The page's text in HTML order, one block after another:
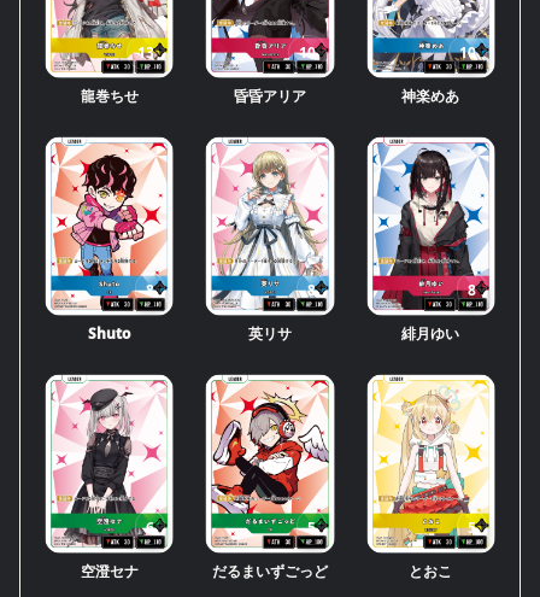
13
龍巻ちせ
10
昏昏アリア
10
神楽めあ
8
Shuto
8
英リサ
8
緋月ゆい
6
空澄セナ
5
だるまいずごっど
5
とおこ